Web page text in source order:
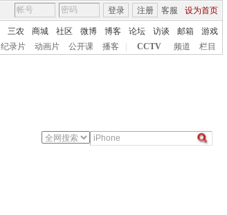
客服 设为首页
登录 注册
三农 商城 社区 微博 博客 论坛 访谈 邮箱
游戏
纪录片 动画片 公开课 播客 CCTV 频道 栏目